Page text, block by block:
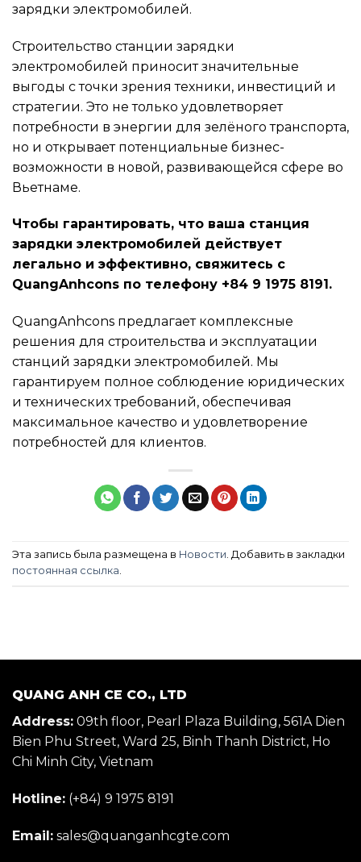
зарядки электромобилей.
Строительство станции зарядки
электромобилей приносит значительные
выгоды с точки зрения техники, инвестиций и
стратегии. Это не только удовлетворяет
потребности в энергии для зелёного транспорта,
но и открывает потенциальные бизнес-
возможности в новой, развивающейся сфере во
Вьетнаме.
Чтобы гарантировать, что ваша станция
зарядки электромобилей действует
легально и эффективно, свяжитесь с
QuangAnhcons по телефону +84 9 1975 8191.
QuangAnhcons предлагает комплексные
решения для строительства и эксплуатации
станций зарядки электромобилей. Мы
гарантируем полное соблюдение юридических
и технических требований, обеспечивая
максимальное качество и удовлетворение
потребностей для клиентов.
Эта запись была размещена в Новости. Добавить в закладки
постоянная ссылка.
QUANG ANH CE CO., LTD
Address: 09th floor, Pearl Plaza Building, 561A Dien
Bien Phu Street, Ward 25, Binh Thanh District, Ho
Chi Minh City, Vietnam
Hotline: (+84) 9 1975 8191
Email: sales@quanganhcgte.com